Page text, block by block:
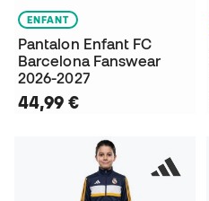
ENFANT
Pantalon Enfant FC
Barcelona Fanswear
2026-2027
44,99 €